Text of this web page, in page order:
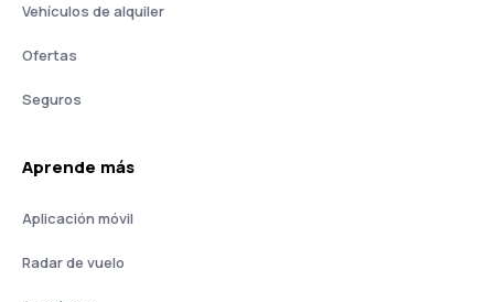
Vehículos de alquiler
Ofertas
Seguros
Aprende más
Aplicación móvil
Radar de vuelo